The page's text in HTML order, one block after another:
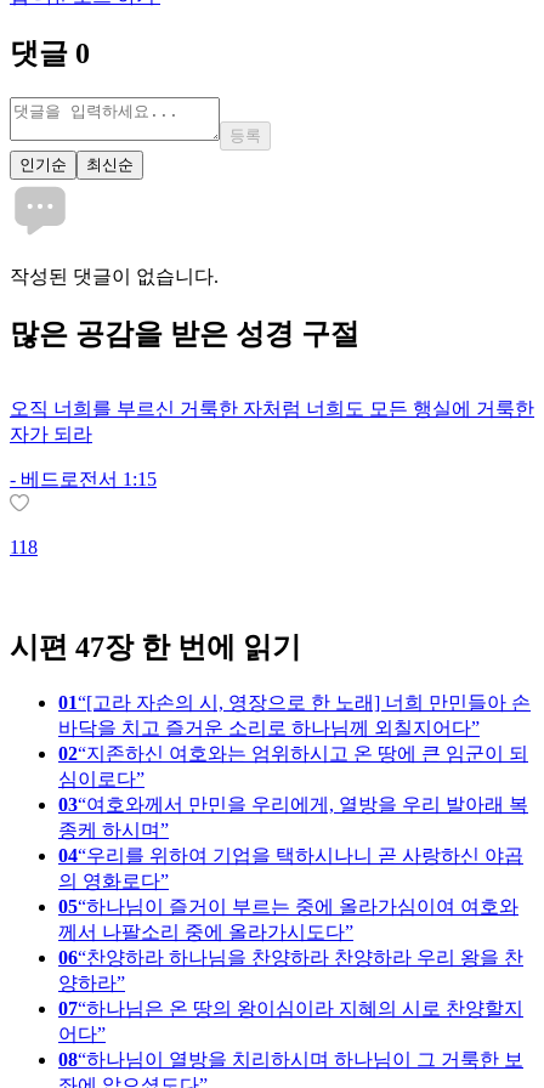
댓글 0
등록
인기순
최신순
작성된 댓글이 없습니다.
많은 공감을 받은 성경 구절
오직 너희를 부르신 거룩한 자처럼 너희도 모든 행실에 거룩한
자가 되라
- 베드로전서 1:15
118
시편 47장 한 번에 읽기
01 [고라 자손의 시, 영장으로 한 노래] 너희 만민들아 손
바닥을 치고 즐거운 소리로 하나님께 외칠지어다
02 지존하신 여호와는 엄위하시고 온 땅에 큰 임군이 되
심이로다
03 여호와께서 만민을 우리에게, 열방을 우리 발아래 복
종케 하시며
04 우리를 위하여 기업을 택하시나니 곧 사랑하신 야곱
의 영화로다
05 하나님이 즐거이 부르는 중에 올라가심이여 여호와
께서 나팔소리 중에 올라가시도다
06 찬양하라 하나님을 찬양하라 찬양하라 우리 왕을 찬
양하라
07 하나님은 온 땅의 왕이심이라 지혜의 시로 찬양할지
어다
08 하나님이 열방을 치리하시며 하나님이 그 거룩한 보